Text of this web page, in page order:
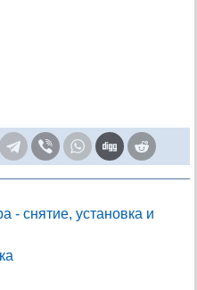
- снятие, установка и